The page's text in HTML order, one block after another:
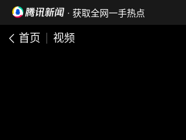
· 获取全网一手热点
首页 视频